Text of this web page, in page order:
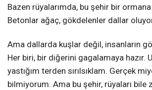
Bazen rüyalarımda, bu şehir bir
Betonlar ağaç, gökdelenler dallar
Ama dallarda kuşlar değil, insanların
Her biri, bir diğerini gagalamaya hazır.
yastığım terden sırılsıklam. Gerçek
bilmiyorum. Ama bu şehir, rüyaları bile